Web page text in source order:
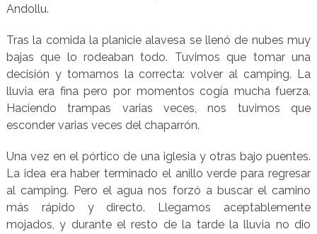
Andollu.
Tras la comida la planicie alavesa se llenó de nubes muy
bajas que lo rodeaban todo. Tuvimos que tomar una
decisión y tomamos la correcta: volver al camping. La
lluvia era fina pero por momentos cogía mucha fuerza.
Haciendo trampas varias veces, nos tuvimos que
esconder varias veces del chaparrón.
Una vez en el pórtico de una iglesia y otras bajo puentes.
La idea era haber terminado el anillo verde para regresar
al camping. Pero el agua nos forzó a buscar el camino
más rápido y directo. Llegamos aceptablemente
mojados, y durante el resto de la tarde la lluvia no dio